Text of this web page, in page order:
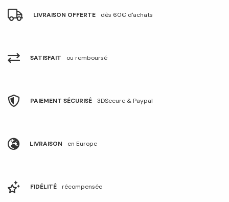
LIVRAISON OFFERTE dès 60€ d'achats
SATISFAIT ou remboursé
PAIEMENT SÉCURISÉ 3DSecure & Paypal
LIVRAISON en Europe
FIDÉLITÉ récompensée